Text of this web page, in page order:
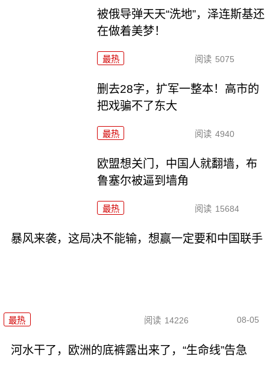
被俄导弹天天“洗地”，泽连斯基还
在做着美梦！
最热 阅读 5075
删去28字，扩军一整本！高市的
把戏骗不了东大
最热 阅读 4940
欧盟想关门，中国人就翻墙，布
鲁塞尔被逼到墙角
最热 阅读 15684
暴风来袭，这局决不能输，想赢一定要和中国联手
最热 阅读 14226 08-05
河水干了，欧洲的底裤露出来了，“生命线”告急